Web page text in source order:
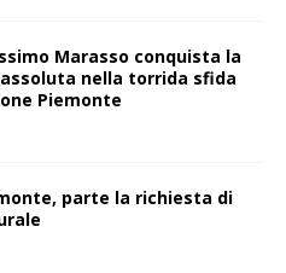
Marasso conquista la
nella torrida sfida
Piemonte
parte la richiesta di